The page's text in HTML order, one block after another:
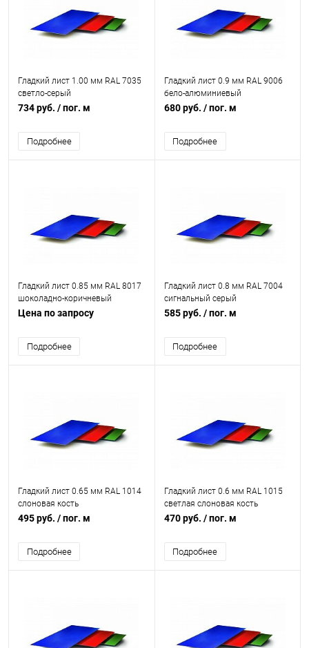
Гладкий лист 1.00 мм RAL 7035
светло-серый
734 руб. / пог. м
Подробнее
Гладкий лист 0.9 мм RAL 9006
бело-алюминиевый
680 руб. / пог. м
Подробнее
Гладкий лист 0.85 мм RAL 8017
шоколадно-коричневый
Цена по запросу
Подробнее
Гладкий лист 0.8 мм RAL 7004
сигнальный серый
585 руб. / пог. м
Подробнее
Гладкий лист 0.65 мм RAL 1014
слоновая кость
495 руб. / пог. м
Подробнее
Гладкий лист 0.6 мм RAL 1015
светлая слоновая кость
470 руб. / пог. м
Подробнее